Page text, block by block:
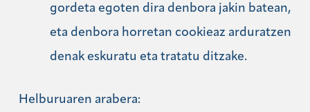
gordeta egoten dira denbora jakin batean,
eta denbora horretan cookieaz arduratzen
denak eskuratu eta tratatu ditzake.
Helburuaren arabera: